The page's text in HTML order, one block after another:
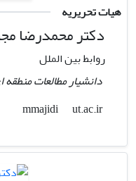
هیات تحریریه
دکتر محمدرضا
روابط بین الملل
دانشیار مطالعات
mmajidi
ut.ac.ir